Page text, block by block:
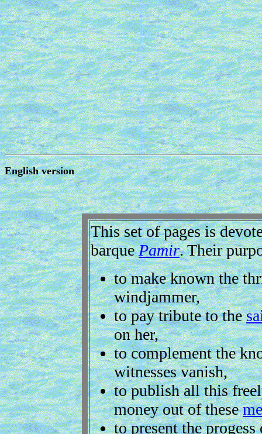
English version
This set of pages is
barquePamir. Their
to make known the
windjammer,
to pay tribute to the
on her,
to complement the
witnesses vanish,
to publish all this
money out of these
to present the